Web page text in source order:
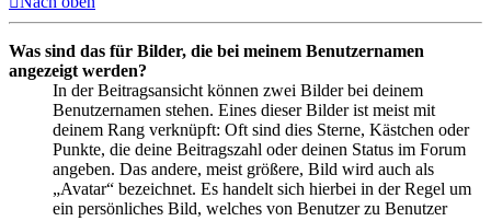
Was sind das für Bilder, die bei meinem Benutzernamen
angezeigt werden?
In der Beitragsansicht können zwei Bilder bei deinem
Benutzernamen stehen. Eines dieser Bilder ist meist mit
deinem Rang verknüpft: Oft sind dies Sterne, Kästchen oder
Punkte, die deine Beitragszahl oder deinen Status im Forum
angeben. Das andere, meist größere, Bild wird auch als
„Avatar“ bezeichnet. Es handelt sich hierbei in der Regel um
ein persönliches Bild, welches von Benutzer zu Benutzer